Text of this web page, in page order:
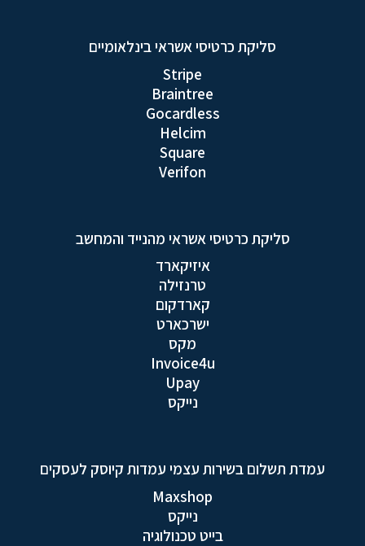
סליקת כרטיסי אשראי בינלאומיים
Stripe
Braintree
Gocardless
Helcim
Square
Verifon
סליקת כרטיסי אשראי מהנייד והמחשב
איזיקארד
טרנזילה
קארדקום
ישרכארט
מקס
Invoice4u
Upay
נייקס
עמדת תשלום בשירות עצמי עמדות קיוסק לעסקים
Maxshop
נייקס
בייט טכנולוגיה